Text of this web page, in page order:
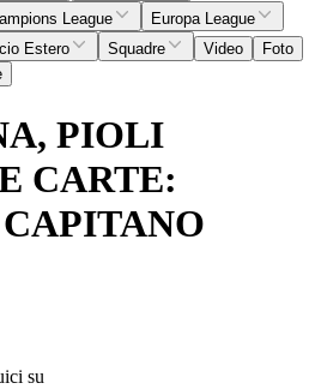
League
Europa League
Estero Squadre Video
Foto
PIOLI
CARTE:
su